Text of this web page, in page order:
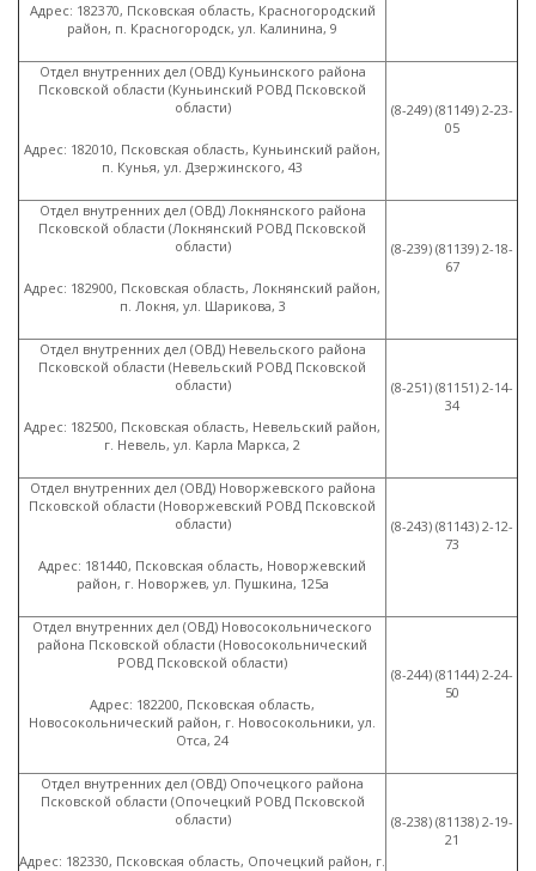
Адрес: 182370, Псковская область, Красногородский
район, п. Красногородск, ул. Калинина, 9
Отдел внутренних дел (ОВД) Куньинского района
Псковской области (Куньинский РОВД Псковской
области)
Адрес: 182010, Псковская область, Куньинский район,
п. Кунья, ул. Дзержинского, 43
(8-249) (81149) 2-23-
05
Отдел внутренних дел (ОВД) Локнянского района
Псковской области (Локнянский РОВД Псковской
области)
Адрес: 182900, Псковская область, Локнянский район,
п. Локня, ул. Шарикова, 3
(8-239) (81139) 2-18-
67
Отдел внутренних дел (ОВД) Невельского района
Псковской области (Невельский РОВД Псковской
области)
Адрес: 182500, Псковская область, Невельский район,
г. Невель, ул. Карла Маркса, 2
(8-251) (81151) 2-14-
34
Отдел внутренних дел (ОВД) Новоржевского района
Псковской области (Новоржевский РОВД Псковской
области)
Адрес: 181440, Псковская область, Новоржевский
район, г. Новоржев, ул. Пушкина, 125а
(8-243) (81143) 2-12-
73
Отдел внутренних дел (ОВД) Новосокольнического
района Псковской области (Новосокольнический
РОВД Псковской области)
Адрес: 182200, Псковская область,
Новосокольнический район, г. Новосокольники, ул.
Отса, 24
(8-244) (81144) 2-24-
50
Отдел внутренних дел (ОВД) Опочецкого района
Псковской области (Опочецкий РОВД Псковской
области)
Адрес: 182330, Псковская область, Опочецкий район, г.
(8-238) (81138) 2-19-
21